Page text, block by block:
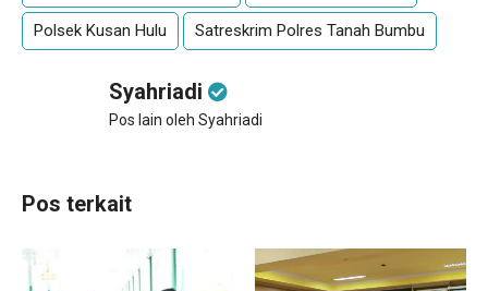
Polsek Kusan Hulu Satreskrim Polres Tanah Bumbu
Syahriadi
Pos lain oleh Syahriadi
Pos terkait